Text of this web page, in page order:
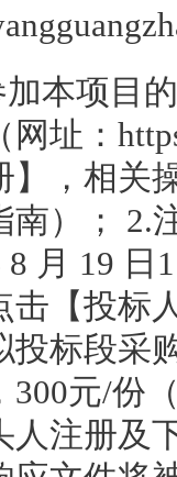
本项目
址：
】，相
南）； 2.
8 月 19
击【投标
投标段采
300元/份
人注册及